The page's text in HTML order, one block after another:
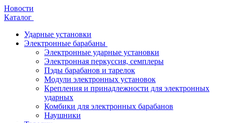
Новости
Каталог
Ударные установки
Электронные барабаны
Электронные ударные установки
Электронная перкуссия, семплеры
Пэды барабанов и тарелок
Модули электронных установок
Крепления и принадлежности для электронных
ударных
Комбики для электронных барабанов
Наушники